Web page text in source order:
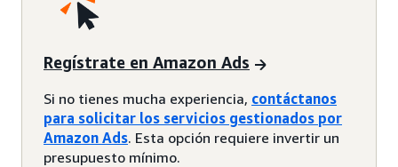
Regístrate en Amazon Ads
Si no tienes mucha experiencia, contáctanos
para solicitar los servicios gestionados por
Amazon Ads. Esta opción requiere invertir un
presupuesto mínimo.